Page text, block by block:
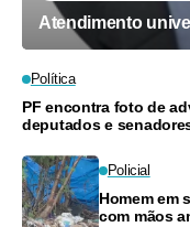
Atendimento
Política
PF encontra foto de
deputados e
Policial
Homem em
com mãos